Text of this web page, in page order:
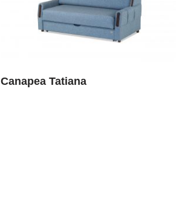
Canapea Tatiana